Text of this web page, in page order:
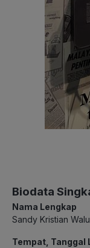
Biodata
Nama Lengkap
Sandy Kristian
Tempat, Tanggal